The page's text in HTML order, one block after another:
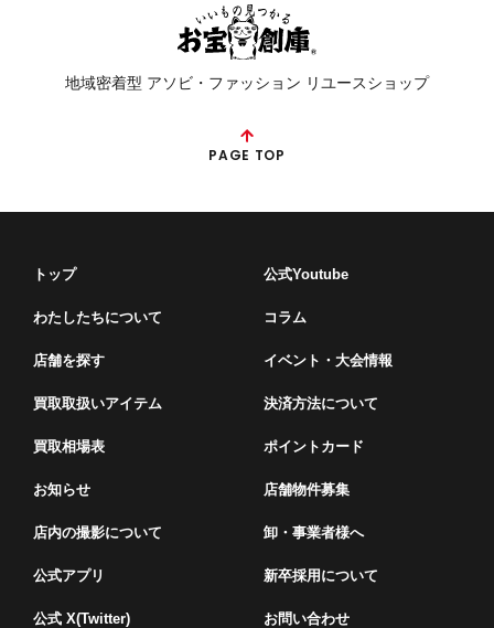
地域密着型 アソビ・ファッション リユースショップ
PAGE TOP
トップ
わたしたちについて
店舗を探す
買取取扱いアイテム
買取相場表
お知らせ
店内の撮影について
公式アプリ
公式 X(Twitter)
公式Youtube
コラム
イベント・⼤会情報
決済方法について
ポイントカード
店舗物件募集
卸・事業者様へ
新卒採用について
お問い合わせ